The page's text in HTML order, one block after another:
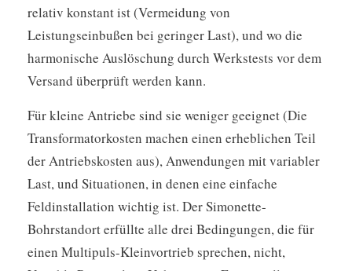
relativ konstant ist (Vermeidung von
Leistungseinbußen bei geringer Last), und wo die
harmonische Auslöschung durch Werkstests vor dem
Versand überprüft werden kann.
Für kleine Antriebe sind sie weniger geeignet (Die
Transformatorkosten machen einen erheblichen Teil
der Antriebskosten aus), Anwendungen mit variabler
Last, und Situationen, in denen eine einfache
Feldinstallation wichtig ist. Der Simonette-
Bohrstandort erfüllte alle drei Bedingungen, die für
einen Multipuls-Kleinvortrieb sprechen, nicht,